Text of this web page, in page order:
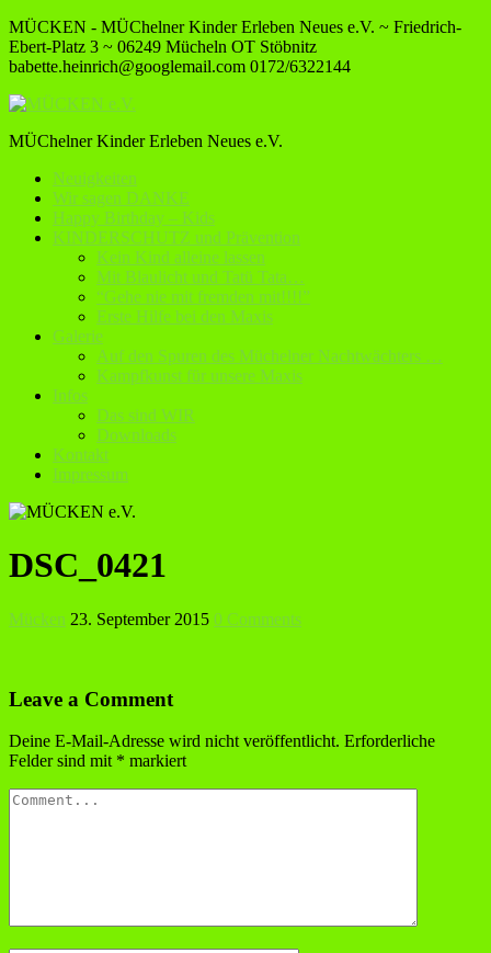
MÜCKEN - MÜChelner Kinder Erleben Neues e.V. ~ Friedrich-
Ebert-Platz 3 ~ 06249 Mücheln OT Stöbnitz
babette.heinrich@googlemail.com 0172/6322144
MÜChelner Kinder Erleben Neues e.V.
Neuigkeiten
Wir sagen DANKE
Happy Birthday – Kids
KINDERSCHUTZ und Prävention
Kein Kind alleine lassen
Mit Blaulicht und Tatü Tata…
“Gehe nie mit fremden mit!!!!”
Erste Hilfe bei den Maxis
Galerie
Auf den Spuren des Müchelner Nachtwächters …
Kampfkunst für unsere Maxis
Infos
Das sind WIR
Downloads
Kontakt
Impressum
DSC_0421
Mücken 23. September 2015 0 Comments
Leave a Comment
Deine E-Mail-Adresse wird nicht veröffentlicht. Erforderliche
Felder sind mit * markiert